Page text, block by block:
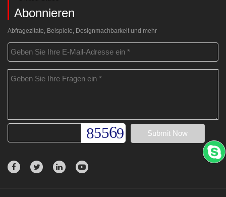
Abonnieren
Abfragezitate, Beispiele, Designmachbarkeit und mehr